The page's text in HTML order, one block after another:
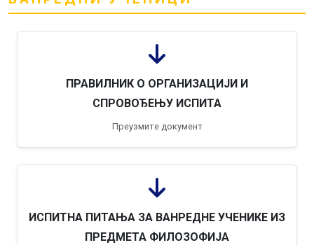
ПРАВИЛНИК О ОРГАНИЗАЦИЈИ И
СПРОВОЂЕЊУ ИСПИТА
Преузмите документ
ИСПИТНА ПИТАЊА ЗА ВАНРЕДНЕ УЧЕНИКЕ ИЗ
ПРЕДМЕТА ФИЛОЗОФИЈА